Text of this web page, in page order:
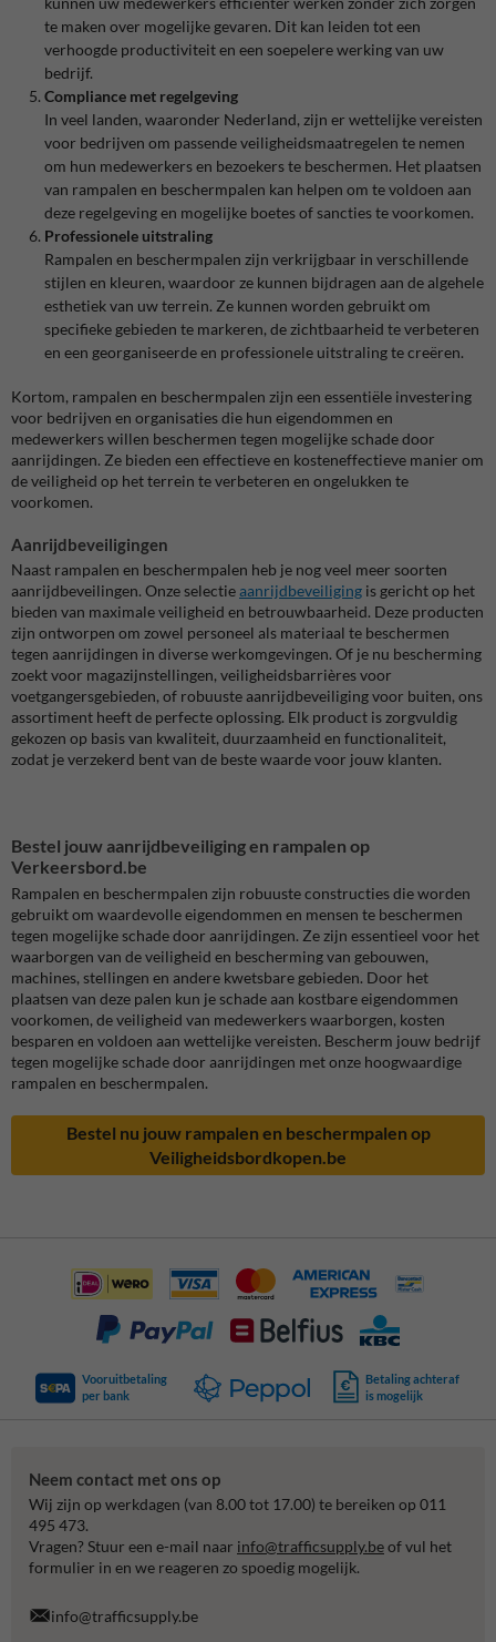
te maken over mogelijke gevaren. Dit kan leiden tot een
verhoogde productiviteit en een soepelere werking van uw
bedrijf.
Compliance met regelgeving
In veel landen, waaronder Nederland, zijn er wettelijke vereisten
voor bedrijven om passende veiligheidsmaatregelen te nemen
om hun medewerkers en bezoekers te beschermen. Het plaatsen
van rampalen en beschermpalen kan helpen om te voldoen aan
deze regelgeving en mogelijke boetes of sancties te voorkomen.
Professionele uitstraling
Rampalen en beschermpalen zijn verkrijgbaar in verschillende
stijlen en kleuren, waardoor ze kunnen bijdragen aan de algehele
esthetiek van uw terrein. Ze kunnen worden gebruikt om
specifieke gebieden te markeren, de zichtbaarheid te verbeteren
en een georganiseerde en professionele uitstraling te creëren.
Kortom, rampalen en beschermpalen zijn een essentiële investering
voor bedrijven en organisaties die hun eigendommen en
medewerkers willen beschermen tegen mogelijke schade door
aanrijdingen. Ze bieden een effectieve en kosteneffectieve manier om
de veiligheid op het terrein te verbeteren en ongelukken te
voorkomen.
Aanrijdbeveiligingen
Naast rampalen en beschermpalen heb je nog veel meer soorten
aanrijdbeveilingen. Onze selectieaanrijdbeveiliging is gericht op het
bieden van maximale veiligheid en betrouwbaarheid. Deze producten
zijn ontworpen om zowel personeel als materiaal te beschermen
tegen aanrijdingen in diverse werkomgevingen. Of je nu bescherming
zoekt voor magazijnstellingen, veiligheidsbarrières voor
voetgangersgebieden, of robuuste aanrijdbeveiliging voor buiten, ons
assortiment heeft de perfecte oplossing. Elk product is zorgvuldig
gekozen op basis van kwaliteit, duurzaamheid en functionaliteit,
zodat je verzekerd bent van de beste waarde voor jouw klanten.
Bestel jouw aanrijdbeveiliging en rampalen op
Verkeersbord.be
Rampalen en beschermpalen zijn robuuste constructies die worden
gebruikt om waardevolle eigendommen en mensen te beschermen
tegen mogelijke schade door aanrijdingen. Ze zijn essentieel voor het
waarborgen van de veiligheid en bescherming van gebouwen,
machines, stellingen en andere kwetsbare gebieden. Door het
plaatsen van deze palen kun je schade aan kostbare eigendommen
voorkomen, de veiligheid van medewerkers waarborgen, kosten
besparen en voldoen aan wettelijke vereisten. Bescherm jouw bedrijf
tegen mogelijke schade door aanrijdingen met onze hoogwaardige
rampalen en beschermpalen.
Bestel nu jouw rampalen en beschermpalen op
Veiligheidsbordkopen.be
Vooruitbetaling
per bank
Betaling achteraf
is mogelijk
Neem contact met ons op
Wij zijn op werkdagen (van 8.00 tot 17.00) te bereiken op 011
495 473.
Vragen? Stuur een e-mail naar info@trafficsupply.beof vul het
formulier in en we reageren zo spoedig mogelijk.
info@trafficsupply.be